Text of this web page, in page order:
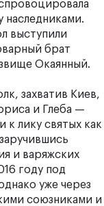
наследниками.
выступили
брат
Окаянный.
захватив Киев,
и Глеба —
к лику святых как
и варяжских
году под
уже через
союзниками и